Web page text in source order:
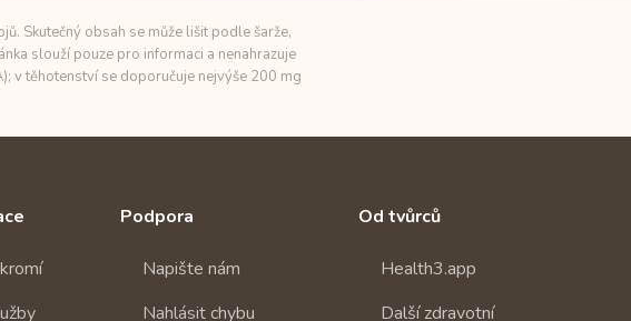
Skutečný obsah se může lišit podle šarže,
slouží pouze pro informaci a nenahrazuje
v těhotenství se doporučuje nejvýše 200 mg
Podpora
Napište nám
Nahlásit chybu
Od tvůrců
Health3.app
Další zdravotní